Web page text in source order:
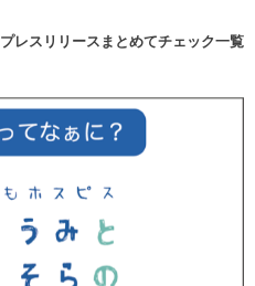
プレスリリースまとめてチェック一覧